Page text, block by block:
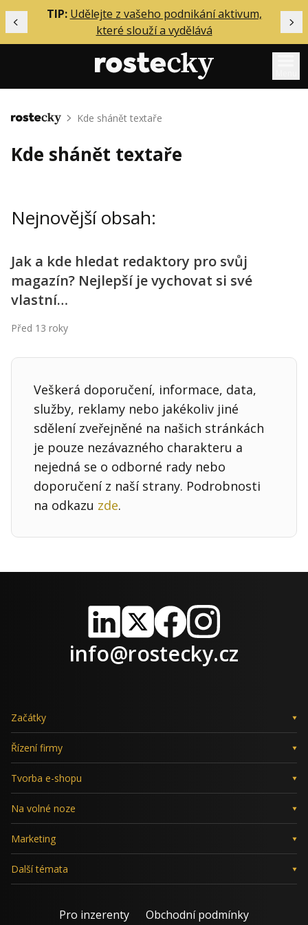
Předchozí
TIP: Udělejte z vašeho podnikání aktivum,
které slouží a vydělává
Mentoring
Solo
Inzerce
Přihlášení
Obchodní podmínky
Domů Kde shánět textaře
Kde shánět textaře
Nejnovější obsah:
Jak a kde hledat redaktory pro svůj
magazín? Nejlepší je vychovat si své
vlastní…
Před 13 roky
Veškerá doporučení, informace, data,
služby, reklamy nebo jakékoliv jiné
sdělení zveřejněné na našich stránkách
je pouze nezávazného charakteru a
nejedná se o odborné rady nebo
doporučení z naší strany. Podrobnosti
na odkazu zde.
LinkedIn
X FacebookInstagram
info@rostecky.cz
Začátky
Řízení firmy
Tvorba e-shopu
Na volné noze
Marketing
Další témata
Pro inzerenty Obchodní podmínky